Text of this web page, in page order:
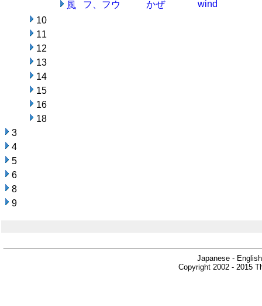
風
フ、フウ かぜ
wind
10
11
12
13
14
15
16
18
3
4
5
6
8
9
Japanese -
Copyright 2002 - 2015